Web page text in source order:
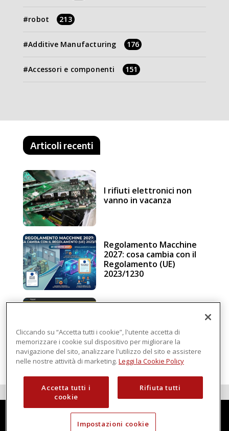
robot 213
Additive Manufacturing 176
Accessori e componenti 151
Articoli recenti
I rifiuti elettronici non
vanno in vacanza
Regolamento Macchine
2027: cosa cambia con il
Regolamento (UE)
2023/1230
intelligenza in cloud
Cliccando su “Accetta tutti i cookie”, l'utente accetta di
memorizzare i cookie sul dispositivo per migliorare la
navigazione del sito, analizzare l'utilizzo del sito e assistere
nelle nostre attività di marketing. Leggi la Cookie Policy
Accetta tutti i
cookie
Rifiuta tutti
Impostazioni cookie